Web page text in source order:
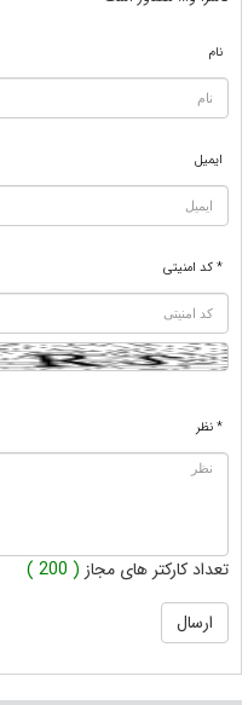
نام
ایمیل
* کد امنیتی
* نظر
تعداد کارکتر های مجاز ( 200 )